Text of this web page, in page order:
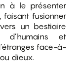
à le présenter
fusionner
un bestiaire
d’humains et
face-à-
dieux.